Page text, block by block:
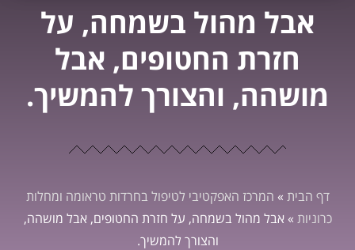
אבל מהול בשמחה, על
חזרת החטופים, אבל
מושהה, והצורך להמשיך.
דף הבית » המרכז האפקטיבי לטיפול בחרדות טראומה ומחלות
כרוניות » אבל מהול בשמחה, על חזרת החטופים, אבל מושהה,
והצורך להמשיך.